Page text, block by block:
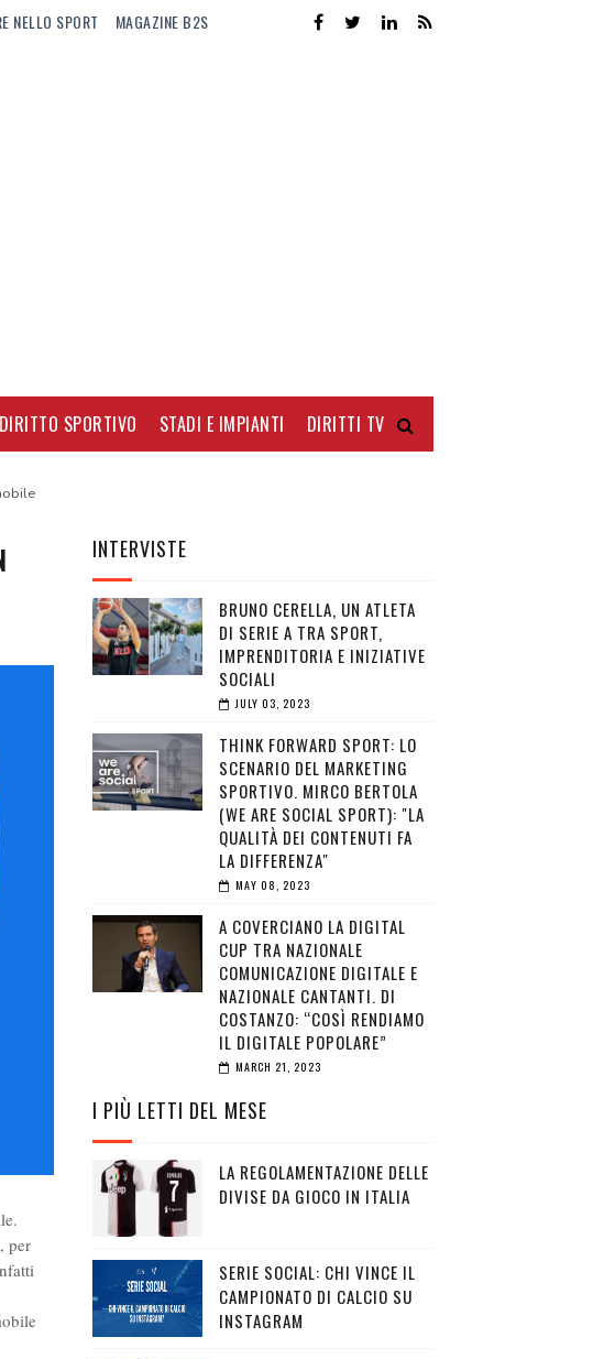
NELLO SPORT MAGAZINE B2S
DIRITTO SPORTIVO STADI E IMPIANTI DIRITTI TV
per
INTERVISTE
BRUNO CERELLA, UN ATLETA
DI SERIE A TRA SPORT,
IMPRENDITORIA E INIZIATIVE
SOCIALI
JULY 03, 2023
THINK FORWARD SPORT: LO
SCENARIO DEL MARKETING
SPORTIVO. MIRCO BERTOLA
(WE ARE SOCIAL SPORT): "LA
QUALITÀ DEI CONTENUTI FA
LA DIFFERENZA"
MAY 08, 2023
A COVERCIANO LA DIGITAL
CUP TRA NAZIONALE
COMUNICAZIONE DIGITALE E
NAZIONALE CANTANTI. DI
COSTANZO: “COSÌ RENDIAMO
IL DIGITALE POPOLARE”
MARCH 21, 2023
I PIÙ LETTI DEL MESE
LA REGOLAMENTAZIONE DELLE
DIVISE DA GIOCO IN ITALIA
SERIE SOCIAL: CHI VINCE IL
CAMPIONATO DI CALCIO SU
INSTAGRAM